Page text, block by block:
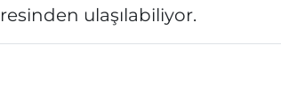
ulaşılabiliyor.